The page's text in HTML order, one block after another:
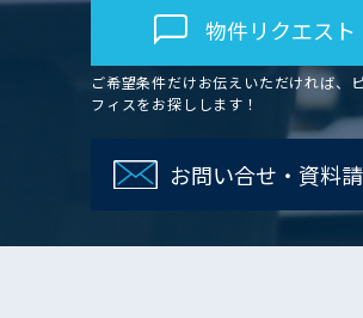
物件リクエスト
ご希望条件だけお伝えいただければ、
フィスをお探しします！
お問い合せ・資料